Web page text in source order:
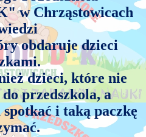
w Chrząstowicach
obdaruje dzieci
dzieci, które nie
przedszkola, a
i taką paczkę